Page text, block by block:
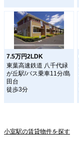
7.5万円2LDK
東葉高速鉄道 八千代緑
が丘駅/バス乗車11分/島
田台
徒歩3分
小室駅の賃貸物件を探す